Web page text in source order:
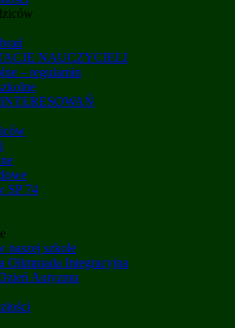
NAUCZYCIELI
– regulamin
SP 74
naszej szkole
Olimpiada Integracyjna
Autyzmu